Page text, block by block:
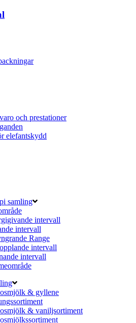
och prestationer
elefantskydd
samling
intervall
intervall
Range
intervall
intervall
& gyllene
& vaniljsortiment